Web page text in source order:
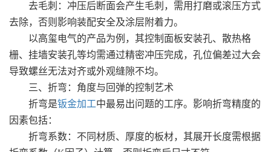
去毛刺：冲压后断面会产生毛刺，需用打磨或滚压方式
去除，否则影响装配安全及涂层附着力。
以高玺电气的产品为例，其控制面板安装孔、散热格
栅、挂墙安装孔等均需通过精密冲压完成，孔位偏差过大会
导致螺丝无法对齐或外观缝隙不均。
三、折弯：角度与回弹的控制艺术
折弯是钣金加工中最易出问题的工序。影响折弯精度的
因素包括：
折弯系数：不同材质、厚度的板材，其展开长度需根据